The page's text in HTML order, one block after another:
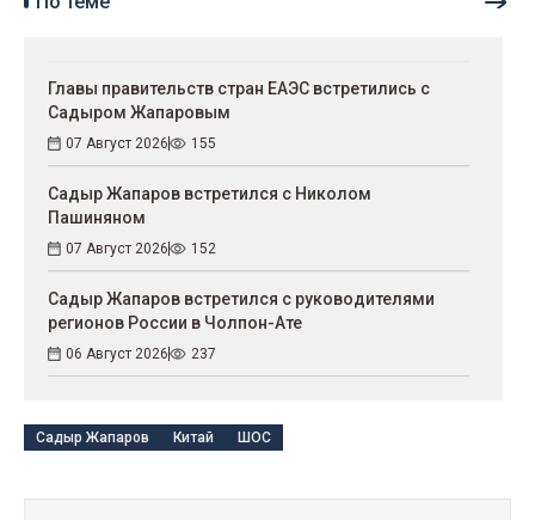
Главы правительств стран ЕАЭС встретились с
Садыром Жапаровым
07 Август 2026 155
Садыр Жапаров встретился с Николом
Пашиняном
07 Август 2026 152
Садыр Жапаров встретился с руководителями
регионов России в Чолпон-Ате
06 Август 2026 237
Садыр Жапаров Китай ШОС